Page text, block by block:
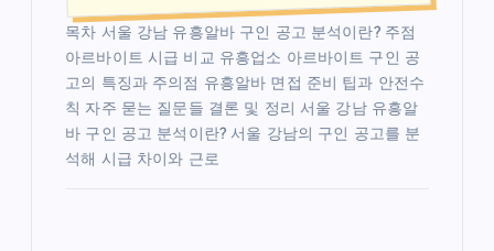
목차 서울 강남 유흥알바 구인 공고 분석이란? 주점
아르바이트 시급 비교 유흥업소 아르바이트 구인 공
고의 특징과 주의점 유흥알바 면접 준비 팁과 안전수
칙 자주 묻는 질문들 결론 및 정리 서울 강남 유흥알
바 구인 공고 분석이란? 서울 강남의 구인 공고를 분
석해 시급 차이와 근로